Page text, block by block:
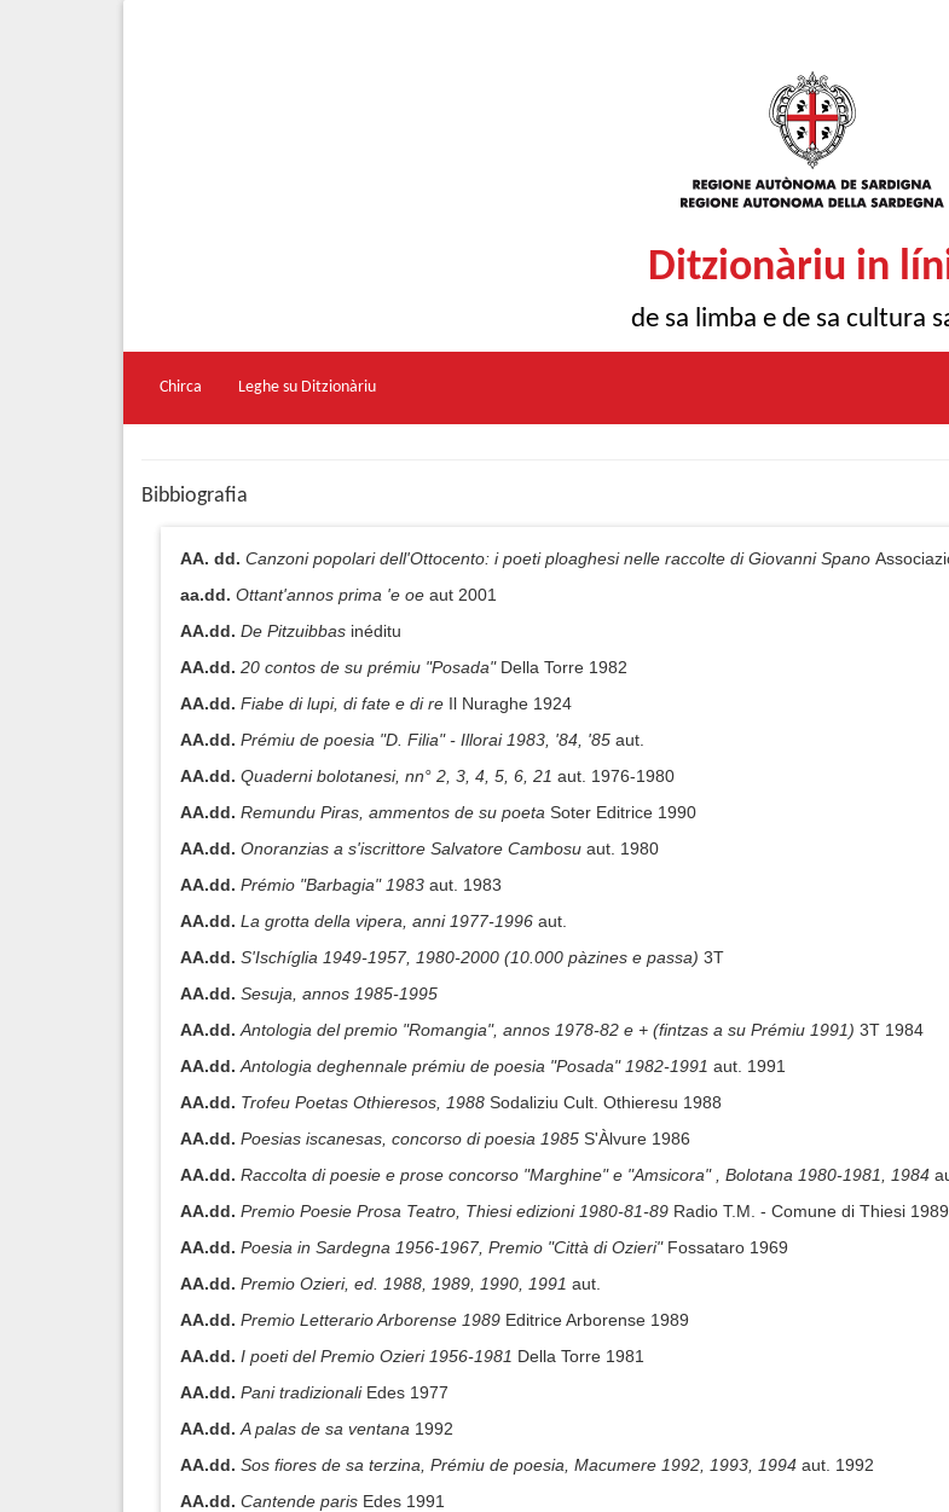
Ditzionàriu in
de sa limba e de sa cultura
Chirca Leghe su Ditzionàriu
Bibbiografia
AA. dd. Canzoni popolari dell'Ottocento: i poeti ploaghesi nelle raccolte di Giovanni Spano
aa.dd. Ottant'annos prima 'e oe aut 2001
AA.dd. De Pitzuibbas inéditu
AA.dd. 20 contos de su prémiu "Posada" Della Torre 1982
AA.dd. Fiabe di lupi, di fate e di re Il Nuraghe 1924
AA.dd. Prémiu de poesia "D. Filia" - Illorai 1983, '84, '85 aut.
AA.dd. Quaderni bolotanesi, nn° 2, 3, 4, 5, 6, 21 aut. 1976-1980
AA.dd. Remundu Piras, ammentos de su poeta Soter Editrice 1990
AA.dd. Onoranzias a s'iscrittore Salvatore Cambosu aut. 1980
AA.dd. Prémio "Barbagia" 1983 aut. 1983
AA.dd. La grotta della vipera, anni 1977-1996 aut.
AA.dd. S'Ischíglia 1949-1957, 1980-2000 (10.000 pàzines e passa) 3T
AA.dd. Sesuja, annos 1985-1995
AA.dd. Antologia del premio "Romangia", annos 1978-82 e + (fintzas a su Prémiu 1991) 3T 1984
AA.dd. Antologia deghennale prémiu de poesia "Posada" 1982-1991 aut. 1991
AA.dd. Trofeu Poetas Othieresos, 1988 Sodaliziu Cult. Othieresu 1988
AA.dd. Poesias iscanesas, concorso di poesia 1985 S'Àlvure 1986
AA.dd. Raccolta di poesie e prose concorso "Marghine" e "Amsicora" , Bolotana 1980-1981, 1984
AA.dd. Premio Poesie Prosa Teatro, Thiesi edizioni 1980-81-89 Radio T.M. - Comune di Thiesi 1989
AA.dd. Poesia in Sardegna 1956-1967, Premio "Città di Ozieri" Fossataro 1969
AA.dd. Premio Ozieri, ed. 1988, 1989, 1990, 1991 aut.
AA.dd. Premio Letterario Arborense 1989 Editrice Arborense 1989
AA.dd. I poeti del Premio Ozieri 1956-1981 Della Torre 1981
AA.dd. Pani tradizionali Edes 1977
AA.dd. A palas de sa ventana 1992
AA.dd. Sos fiores de sa terzina, Prémiu de poesia, Macumere 1992, 1993, 1994 aut. 1992
AA.dd. Cantende paris Edes 1991